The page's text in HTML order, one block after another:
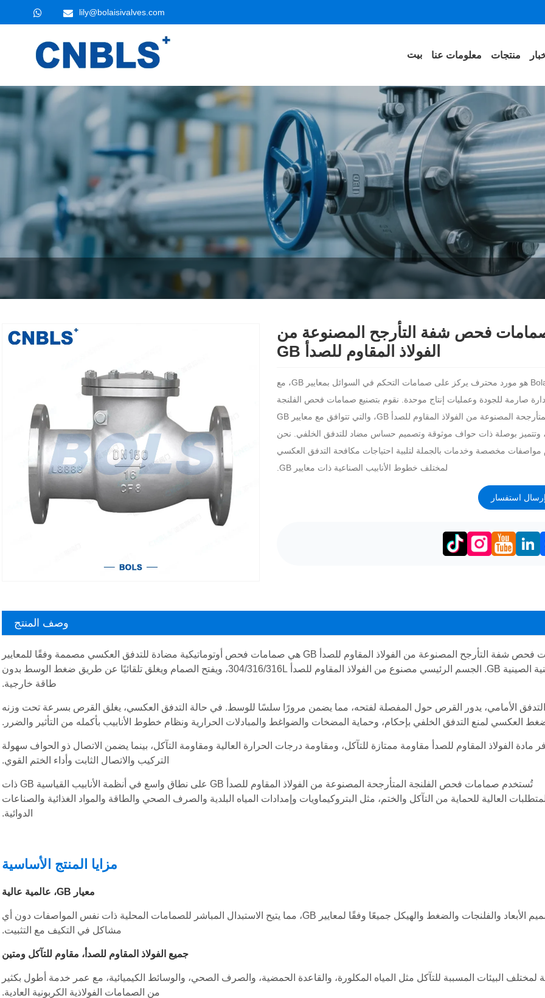
lily@bolaisivalves.com
بيت معلومات عنا منتجات
فحص شفة التأرجح المصنوعة من
الفولاذ المقاوم للصدأ GB
Bolaisi هو مورد محترف يركز على صمامات التحكم في السوائل بمعايير GB، مع
صارمة للجودة وعمليات إنتاج موحدة. نقوم بتصنيع صمامات فحص الفلنجة
المتأرجحة المصنوعة من الفولاذ المقاوم للصدأ GB، والتي تتوافق مع معايير GB
وتتميز بوصلة ذات حواف موثوقة وتصميم حساس مضاد للتدفق الخلفي. نحن
مواصفات مخصصة وخدمات بالجملة لتلبية احتياجات مكافحة التدفق العكسي
لمختلف خطوط الأنابيب الصناعية ذات معايير GB.
إرسال استفسار
LinkedIn
وصف المنتج
صمامات فحص شفة التأرجح المصنوعة من الفولاذ المقاوم للصدأ GB هي صمامات فحص أوتوماتيكية مضادة للتدفق العكسي مصممة وفقًا للمعايير
الوطنية الصينية GB. الجسم الرئيسي مصنوع من الفولاذ المقاوم للصدأ 304/316/316L، ويفتح الصمام ويغلق تلقائيًا عن طريق ضغط الوسط بدون
طاقة خارجية.
التدفق الأمامي، يدور القرص حول المفصلة لفتحه، مما يضمن مرورًا سلسًا للوسط. في حالة التدفق العكسي، يغلق القرص بسرعة تحت وزنه
العكسي لمنع التدفق الخلفي بإحكام، وحماية المضخات والضواغط والمبادلات الحرارية ونظام خطوط الأنابيب بأكمله من التأثير والضرر.
مادة الفولاذ المقاوم للصدأ مقاومة ممتازة للتآكل، ومقاومة درجات الحرارة العالية ومقاومة التآكل، بينما يضمن الاتصال ذو الحواف سهولة
التركيب والاتصال الثابت وأداء الختم القوي.
تُستخدم صمامات فحص الفلنجة المتأرجحة المصنوعة من الفولاذ المقاوم للصدأ GB على نطاق واسع في أنظمة الأنابيب القياسية GB ذات
العالية للحماية من التآكل والختم، مثل البتروكيماويات وإمدادات المياه البلدية والصرف الصحي والطاقة والمواد الغذائية والصناعات
الدوائية.
مزايا المنتج الأساسية
معيار GB، عالمية عالية
تم تصميم الأبعاد والفلنجات والضغط والهيكل جميعًا وفقًا لمعايير GB، مما يتيح الاستبدال المباشر للصمامات المحلية ذات نفس المواصفات دون أي
مشاكل في التكيف مع التثبيت.
جميع الفولاذ المقاوم للصدأ، مقاوم للتآكل ومتين
لمختلف البيئات المسببة للتآكل مثل المياه المكلورة، والقاعدة الحمضية، والصرف الصحي، والوسائط الكيميائية، مع عمر خدمة أطول بكثير
من الصمامات الفولاذية الكربونية العادية.